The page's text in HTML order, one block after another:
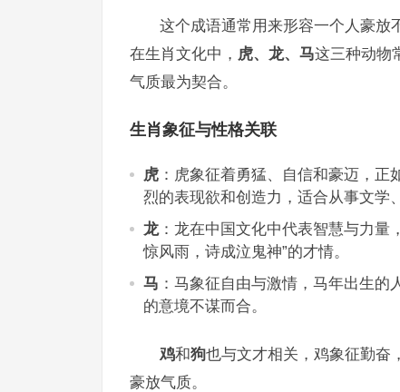
这个成语通常用来形容一个人豪放
在生肖文化中， 虎、龙、马这三种动物
气质最为契合。
生肖象征与性格关联
虎 ：虎象征着勇猛、自信和豪迈，正
烈的表现欲和创造力，适合从事文学
龙：龙在中国文化中代表智慧与力量
惊风雨，诗成泣鬼神”的才情。
马 ：马象征自由与激情，马年出生的
的意境不谋而合。
鸡和狗也与文才相关，鸡象征勤奋
豪放气质。